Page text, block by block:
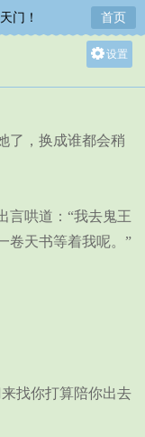
门！ 首页
设置
中
，换成谁都会稍
哄道：“我去鬼王
卷天书等着我呢。”
找你打算陪你出去